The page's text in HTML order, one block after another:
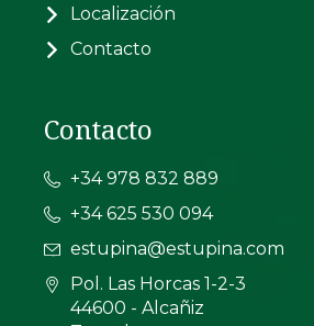
Localización
Contacto
Contacto
+34 978 832 889
+34 625 530 094
estupina@estupina.com
Pol. Las Horcas 1-2-3
44600 - Alcañiz